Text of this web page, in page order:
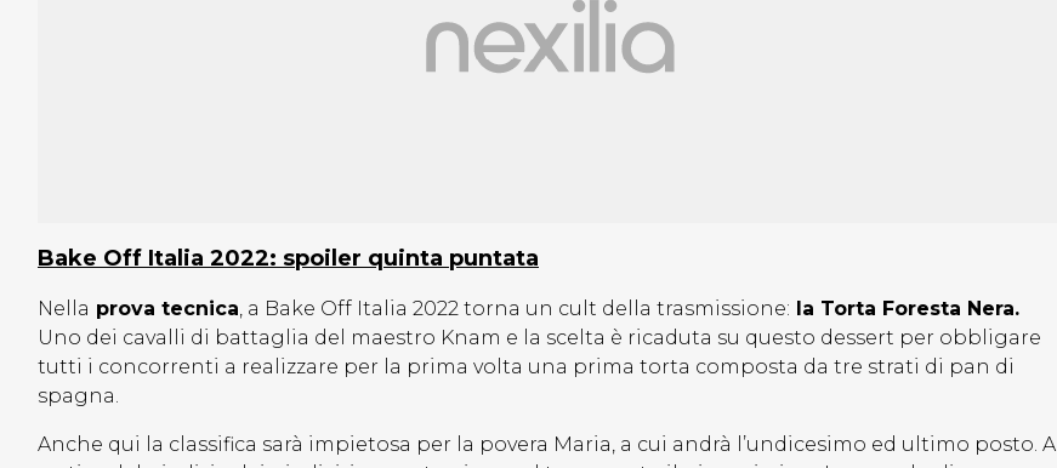
Bake Off Italia 2022: spoiler quinta puntata
Nella prova tecnica, a Bake Off Italia 2022 torna un cult della trasmissione: la Torta Foresta Nera.
Uno dei cavalli di battaglia del maestro Knam e la scelta è ricaduta su questo dessert per obbligare
tutti i concorrenti a realizzare per la prima volta una prima torta composta da tre strati di pan di
spagna.
Anche qui la classifica sarà impietosa per la povera Maria, a cui andrà l’undicesimo ed ultimo posto. Al